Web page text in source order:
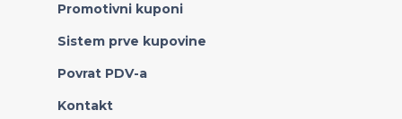
Promotivni kuponi
Sistem prve kupovine
Povrat PDV-a
Kontakt